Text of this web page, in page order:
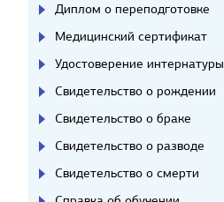
Диплом о переподготовке
Медицинский сертификат
Удостоверение интернатуры
Свидетельство о рождении
Свидетельство о браке
Свидетельство о разводе
Свидетельство о смерти